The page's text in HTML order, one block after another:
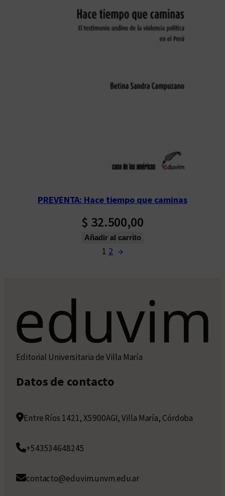
PREVENTA: Hace tiempo que caminas
$ 32.500,00
Añadir al carrito
1 2 →
Editorial Universitaria de Villa María
Datos de contacto
Entre Ríos 1421, X5900AGI, Villa María, Córdoba
+543534648245
contacto@eduvim.unvm.edu.ar